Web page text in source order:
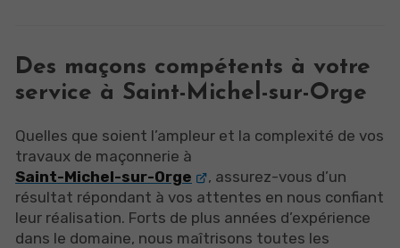
Des maçons compétents à votre
service à Saint-Michel-sur-Orge
Quelles que soient l’ampleur et la complexité de vos
travaux de maçonnerie à
Saint-Michel-sur-Orge
, assurez-vous d’un
résultat répondant à vos attentes en nous confiant
leur réalisation. Forts de plus années d’expérience
dans le domaine, nous maîtrisons toutes les